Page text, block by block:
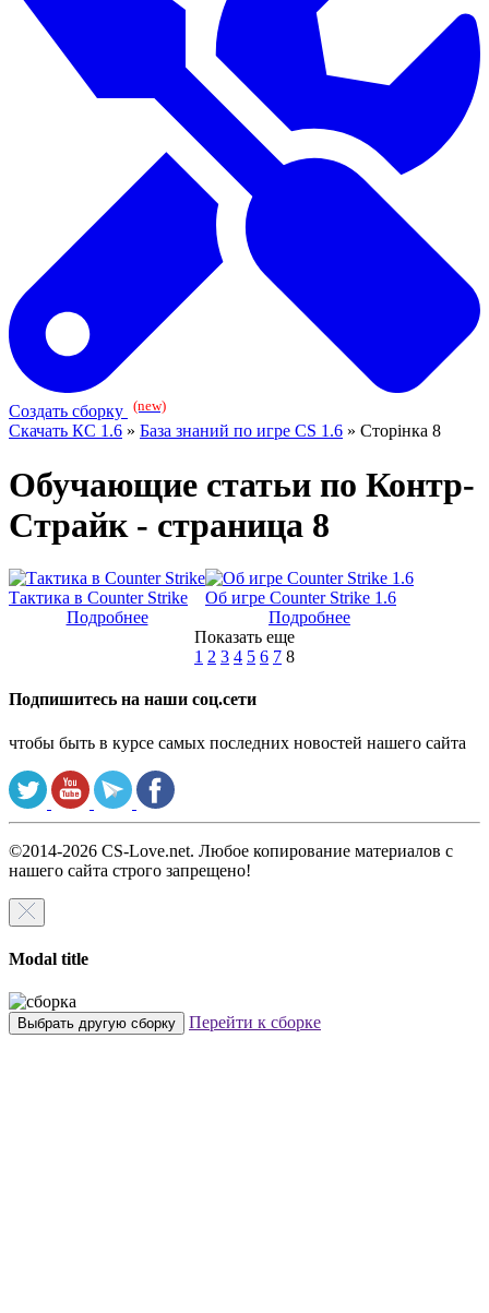
Создать сборку (new)
Скачать КС 1.6 » База знаний по игре CS 1.6 » Сторінка 8
Обучающие статьи по Контр-
Страйк - страница 8
Тактика в Counter Strike
Подробнее
Об игре Counter Strike 1.6
Подробнее
Показать еще
1 2 3 4 5 6 7 8
Подпишитесь на наши соц.сети
чтобы быть в курсе самых последних новостей нашего сайта
©2014-2026 CS-Love.net. Любое копирование материалов с
нашего сайта строго запрещено!
Modal title
Выбрать другую сборку Перейти к сборке